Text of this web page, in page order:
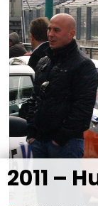
2011 –